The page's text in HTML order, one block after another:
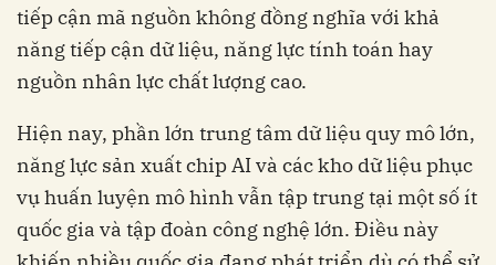
tiếp cận mã nguồn không đồng nghĩa với khả
năng tiếp cận dữ liệu, năng lực tính toán hay
nguồn nhân lực chất lượng cao.
Hiện nay, phần lớn trung tâm dữ liệu quy mô lớn,
năng lực sản xuất chip AI và các kho dữ liệu phục
vụ huấn luyện mô hình vẫn tập trung tại một số ít
quốc gia và tập đoàn công nghệ lớn. Điều này